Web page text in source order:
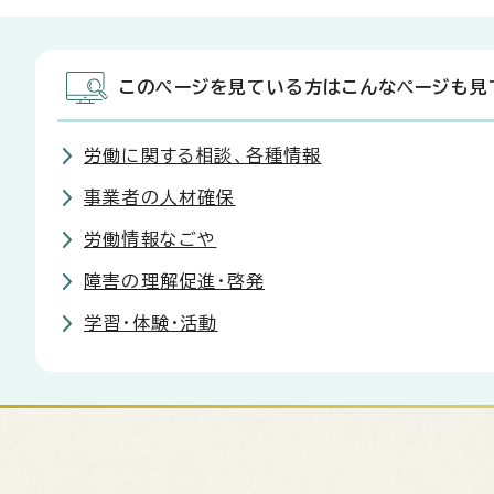
このページを見ている方はこんなページも見
労働に関する相談、各種情報
事業者の人材確保
労働情報なごや
障害の理解促進・啓発
学習・体験・活動